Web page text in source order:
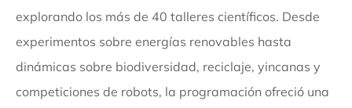
explorando los más de 40 talleres científicos. Desde
experimentos sobre energías renovables hasta
dinámicas sobre biodiversidad, reciclaje, yincanas y
competiciones de robots, la programación ofreció una